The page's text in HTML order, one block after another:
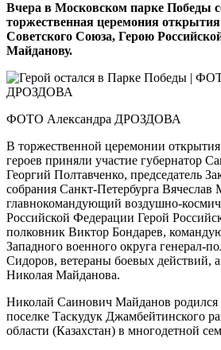
Вчера в Московском парке Победы
торжественная церемония
Советского Союза, Герою
Майданову.
ФОТО Александра ДРОЗДОВА
В торжественной церемонии
героев приняли участие губернатор
Георгий Полтавченко, председатель
собрания Санкт-Петербурга Вячеслав
главнокомандующий воздушно-
Российской Федерации Герой
полковник Виктор Бондарев,
Западного военного округа генерал-
Сидоров, ветераны боевых действий,
Николая Майданова.
Николай Саинович Майданов родился
поселке Таскудук Джамбейтинского
области (Казахстан) в многодетной